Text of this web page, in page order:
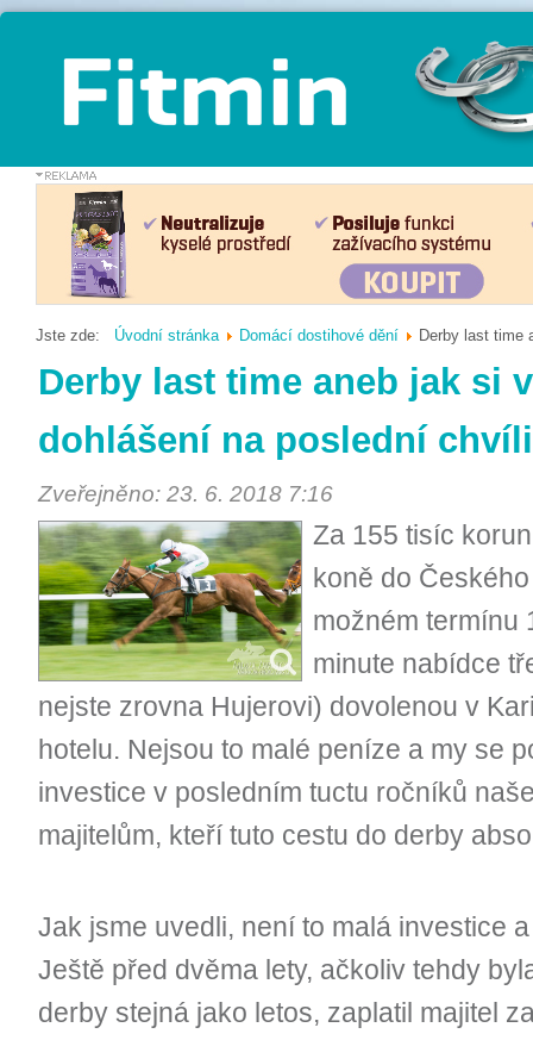
Jste zde: Úvodní stránka Domácí dostihové dění Derby last time
Derby last time aneb jak si
dohlášení na poslední chvíli
Zveřejněno: 23. 6. 2018 7:16
Za 155 tisíc
koně do
možném termínu
minute nabídce
nejste zrovna Hujerovi) dovolenou v
hotelu. Nejsou to malé peníze a my se
investice v posledním tuctu ročníků
majitelům, kteří tuto cestu do derby
Jak jsme uvedli, není to malá investice
Ještě před dvěma lety, ačkoliv tehdy
derby stejná jako letos, zaplatil majitel